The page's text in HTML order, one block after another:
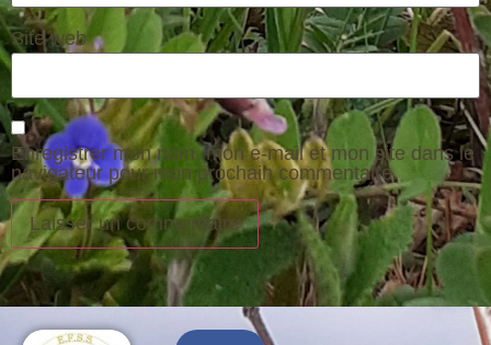
Site web
Enregistrer mon nom, mon e-mail et mon site dans le
navigateur pour mon prochain commentaire.